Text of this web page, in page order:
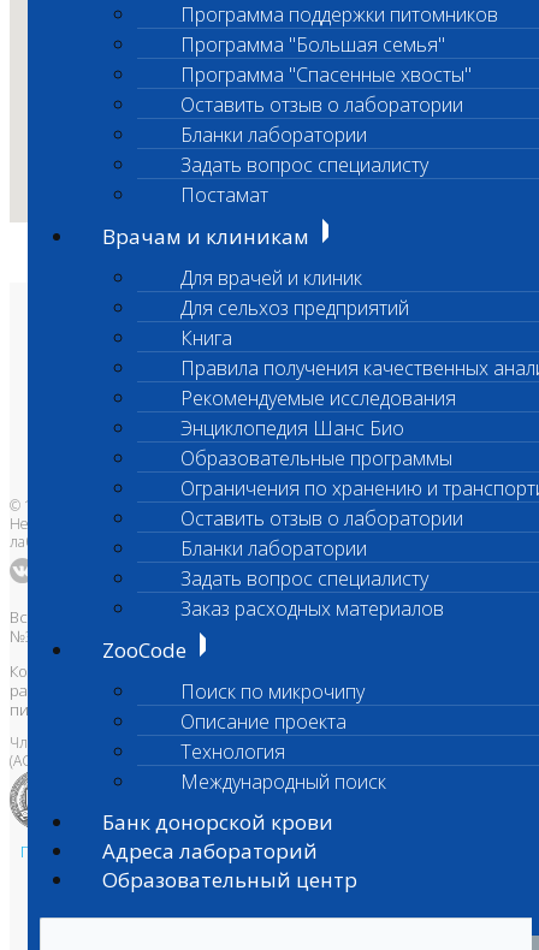
Программа поддержки питомников
Программа "Большая семья"
Программа "Спасенные хвосты"
Оставить отзыв о лаборатории
Бланки лаборатории
Задать вопрос специалисту
Постамат
Врачам и клиникам
Для врачей и клиник
Для сельхоз предприятий
Книга
Правила получения качественных
Рекомендуемые исследования
Энциклопедия Шанс Био
Образовательные программы
Ограничения по хранению и
Оставить отзыв о лаборатории
Бланки лаборатории
Задать вопрос специалисту
Заказ расходных материалов
ZooCode
Поиск по микрочипу
Описание проекта
Технология
Международный поиск
Банк донорской крови
Адреса лабораторий
Образовательный центр
О лаборатории
Анализы и цены
Ветеринарные центры
Владельцам
Врачам и клиникам
Бланки лаборатории
Банк донорской крови
Адреса лабораторий
© 1996-2026
Независимая ветеринарная
лаборатория Шанс Био
Все права защищены и охраняются законом. Товарный знак
№395740 от 2008 г. ООО "ШАНС БИО"
Копирование, тиражирование, а также использование материалов,
размещенных на сайтеwww.vetlab.ruвозможно только с
письменного разрешения Правообладателя
Член Национальной ветеринарной палаты
(АСРО НВП)
Политика в области персональных данных и конфиденциальности
Пользовательское соглашение